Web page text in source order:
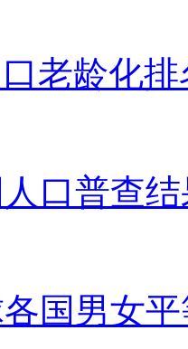
老龄化
口普查
国男女